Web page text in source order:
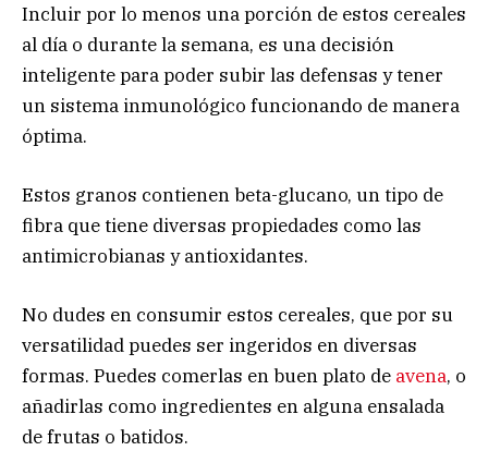
Incluir por lo menos una porción de estos cereales
al día o durante la semana, es una decisión
inteligente para poder subir las defensas y tener
un sistema inmunológico funcionando de manera
óptima.
Estos granos contienen beta-glucano, un tipo de
fibra que tiene diversas propiedades como las
antimicrobianas y antioxidantes.
No dudes en consumir estos cereales, que por su
versatilidad puedes ser ingeridos en diversas
formas. Puedes comerlas en buen plato de avena, o
añadirlas como ingredientes en alguna ensalada
de frutas o batidos.